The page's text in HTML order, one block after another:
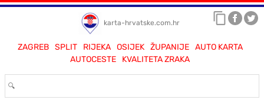
karta-hrvatske.com.hr
ZAGREB SPLIT RIJEKA OSIJEK ŽUPANIJE
AUTO KARTA
AUTOCESTE
KVALITETA ZRAKA